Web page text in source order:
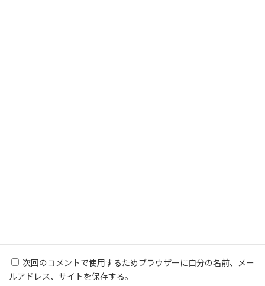
次回のコメントで使用するためブラウザーに自分の名前、メー
ルアドレス、サイトを保存する。